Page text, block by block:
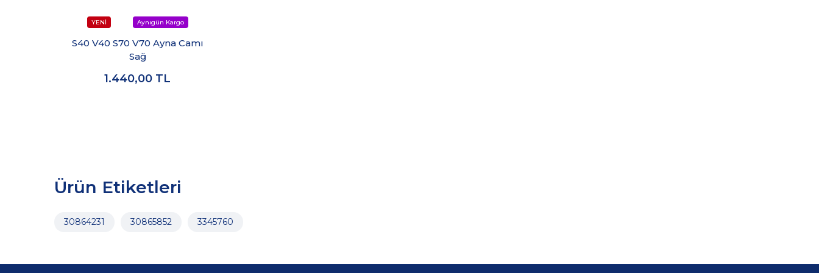
S40 V40 S70 V70 Ayna Camı
Sağ
1.440,00 TL
Ürün Etiketleri
30864231 30865852 3345760